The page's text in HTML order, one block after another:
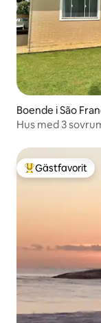
Boende i São
Hus med 3
Populär
Gästfavorit